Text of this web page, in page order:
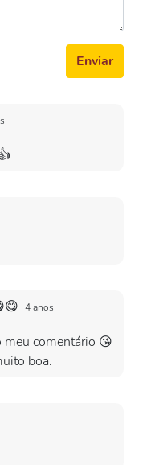
Enviar
4 anos
meu comentário 😘
boa.